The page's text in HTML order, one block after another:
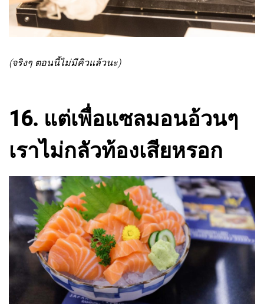
(จริงๆ ตอนนี้ไม่มีคิวแล้วนะ)
16. แต่เพื่อแซลมอนอ้วนๆ
เราไม่กลัวท้องเสียหรอก